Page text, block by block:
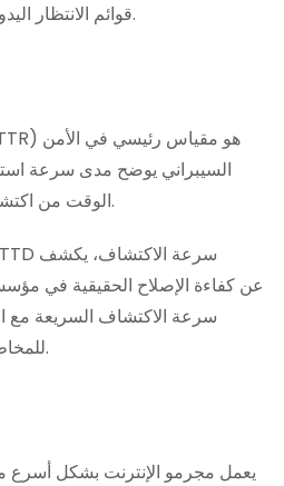
قوائم الانتظار اليدوية ويضمن إصلاحًا أسرع.
السيبراني يوضح مدى سرعة
الوقت من اكتشاف الثغرة إلى تنفيذ الإصلاح.
سرعة الاكتشاف السريعة مع
للمخاطر ودعم استمرارية الأعمال.
يعمل مجرمو الإنترنت بشكل أسرع